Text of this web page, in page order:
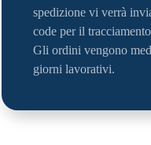
spedizione vi verrà
code per il
Gli ordini vengono
giorni lavorativi.